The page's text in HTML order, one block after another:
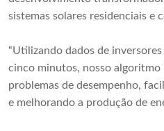
sistemas solares residenciais e
“Utilizando dados de
cinco minutos, nosso
problemas de desempenho,
e melhorando a produção de